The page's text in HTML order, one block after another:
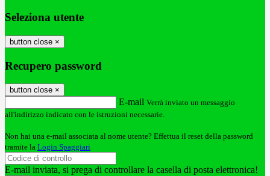
Seleziona utente
button close ×
Recupero password
button close ×
E-mail Verrà inviato un messaggio
all'indirizzo indicato con le istruzioni necessarie.
Non hai una e-mail associata al nome utente? Effettua il reset della password
tramite la Login Spaggiari
E-mail inviata, si prega di controllare la casella di posta elettronica!